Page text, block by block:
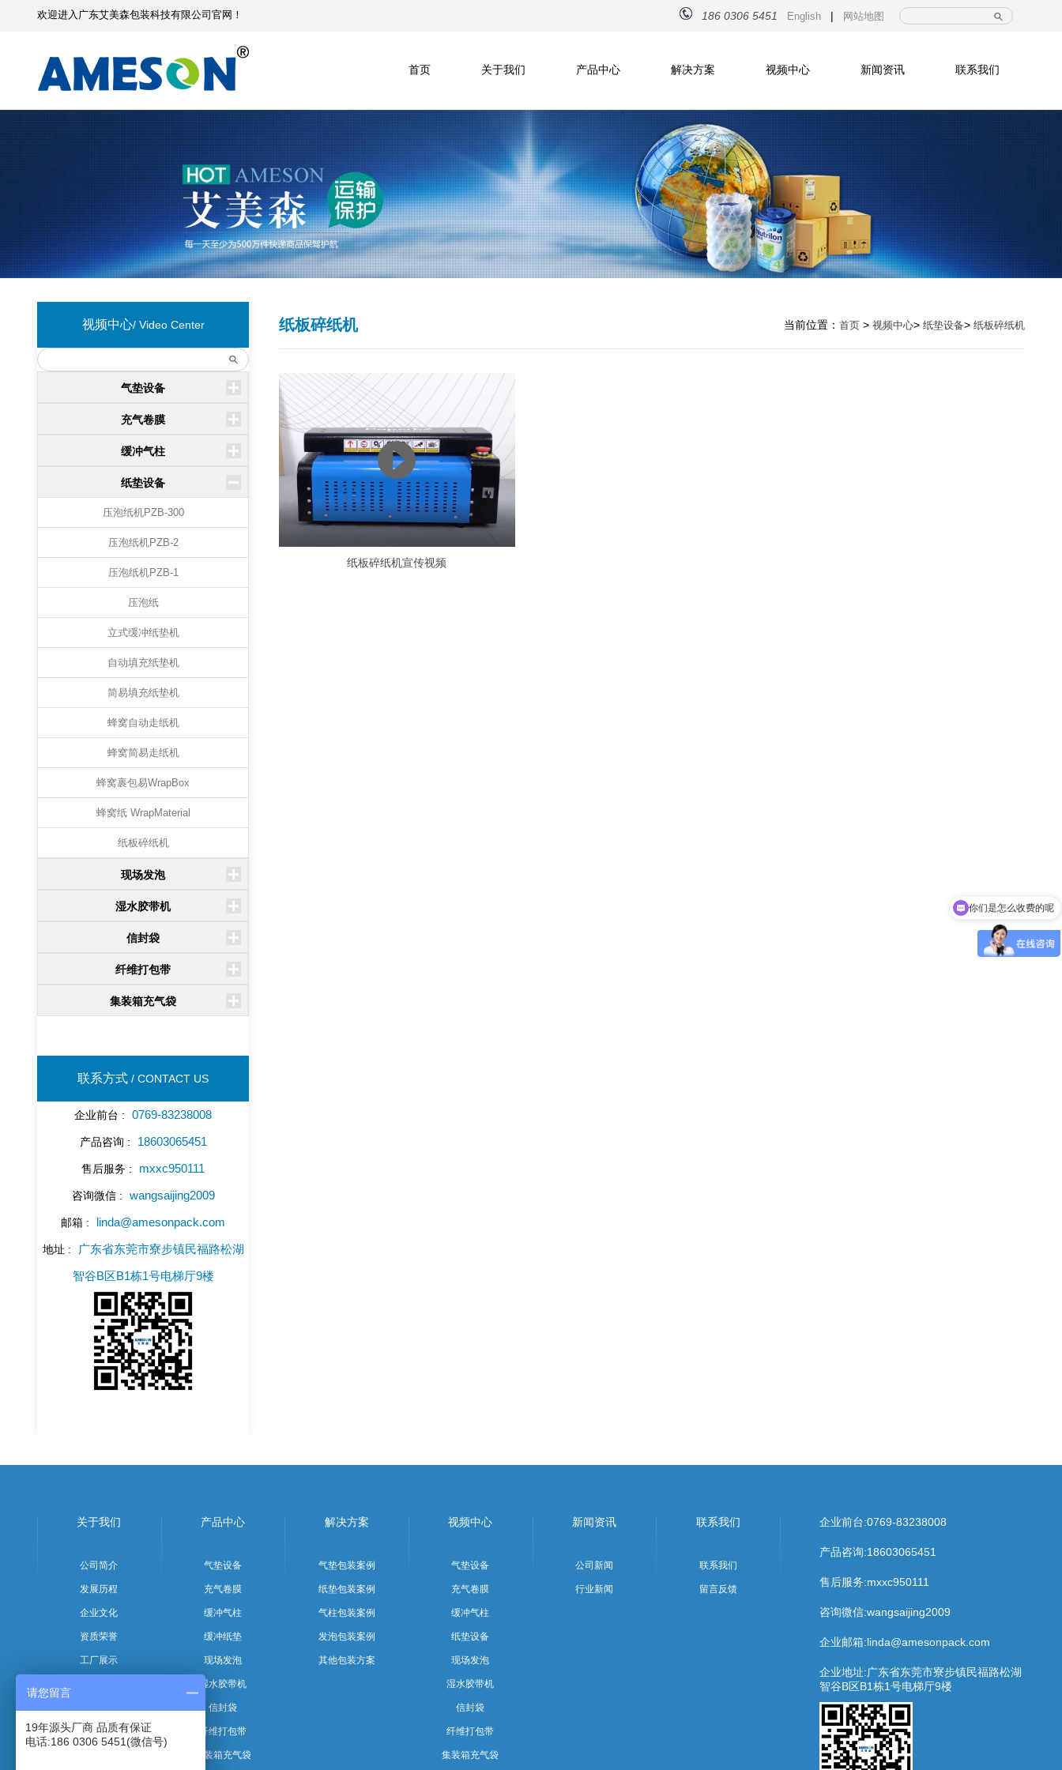
欢迎进入广东艾美森包装科技有限公司官网！ 186 0306 5451 English | 网站地图
首页 关于我们 产品中心 解决方案 视频中心 新闻资讯 联系我们
视频中心/ Video Center
气垫设备
充气卷膜
缓冲气柱
纸垫设备
压泡纸机PZB-300
压泡纸机PZB-2
压泡纸机PZB-1
压泡纸
立式缓冲纸垫机
自动填充纸垫机
简易填充纸垫机
蜂窝自动走纸机
蜂窝简易走纸机
蜂窝裹包易WrapBox
蜂窝纸 WrapMaterial
纸板碎纸机
现场发泡
湿水胶带机
信封袋
纤维打包带
集装箱充气袋
联系方式 / CONTACT US
企业前台 : 0769-83238008
产品咨询 : 18603065451
售后服务 : mxxc950111
咨询微信 : wangsaijing2009
邮箱 : linda@amesonpack.com
地址 :
广东省东莞市寮步镇民福路松湖
智谷B区B1栋1号电梯厅9楼
纸板碎纸机 当前位置： 首页 > 视频中心> 纸垫设备> 纸板碎纸机
纸板碎纸机宣传视频
关于我们
公司简介
发展历程
企业文化
资质荣誉
工厂展示
产品中心
气垫设备
充气卷膜
缓冲气柱
缓冲纸垫
现场发泡
湿水胶带机
信封袋
纤维打包带
集装箱充气袋
解决方案
气垫包装案例
纸垫包装案例
气柱包装案例
发泡包装案例
其他包装方案
视频中心
气垫设备
充气卷膜
缓冲气柱
纸垫设备
现场发泡
湿水胶带机
信封袋
纤维打包带
集装箱充气袋
新闻资讯
公司新闻
行业新闻
联系我们
联系我们
留言反馈
企业前台:0769-83238008
产品咨询:18603065451
售后服务:mxxc950111
咨询微信:wangsaijing2009
企业邮箱:linda@amesonpack.com
企业地址:广东省东莞市寮步镇民福路松湖
智谷B区B1栋1号电梯厅9楼
现在有优惠活动吗
请您留言
19年源头厂商 品质有保证
电话:186 0306 5451(微信号)